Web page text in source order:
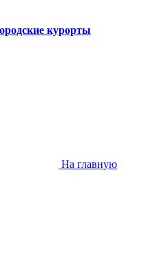
курорты
На главную